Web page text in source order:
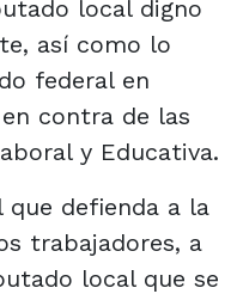
local digno
así como lo
federal en
contra de las
y Educativa.
que defienda a la
trabajadores, a
local que se